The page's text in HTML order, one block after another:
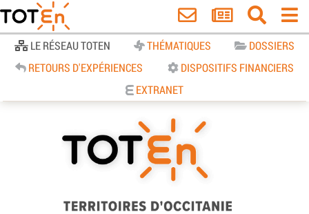
LE RÉSEAU TOTEN THÉMATIQUES
DOSSIERS
RETOURS D'EXPÉRIENCES
DISPOSITIFS FINANCIERS
EXTRANET